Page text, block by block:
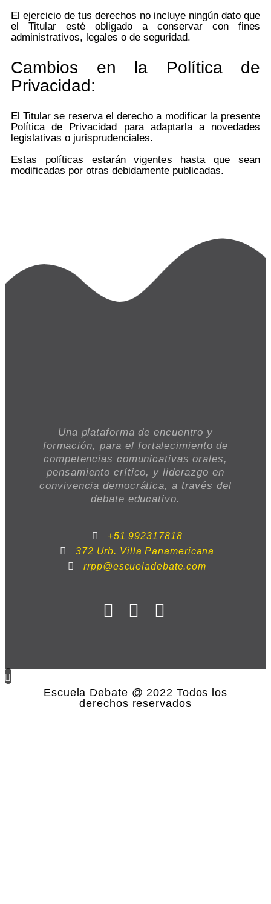
El ejercicio de tus derechos no incluye ningún dato que
el Titular esté obligado a conservar con fines
administrativos, legales o de seguridad.
Cambios en la Política de
Privacidad:
El Titular se reserva el derecho a modificar la presente
Política de Privacidad para adaptarla a novedades
legislativas o jurisprudenciales.
Estas políticas estarán vigentes hasta que sean
modificadas por otras debidamente publicadas.
Una plataforma de encuentro y
formación, para el fortalecimiento de
competencias comunicativas orales,
pensamiento crítico, y liderazgo en
convivencia democrática, a través del
debate educativo.
+51 992317818
372 Urb. Villa Panamericana
rrpp@escueladebate.com
Escuela Debate @ 2022 Todos los
derechos reservados